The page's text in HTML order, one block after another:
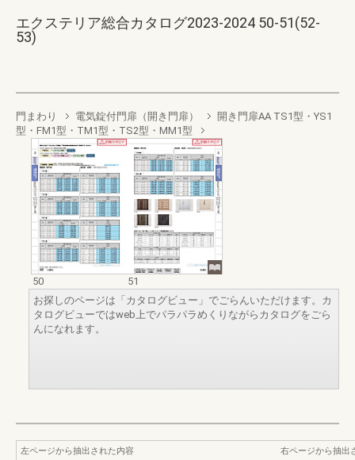
エクステリア総合カタログ2023-2024 50-51(52-
53)
門まわり 電気錠付門扉（開き門扉）
開き門扉AA TS1型・YS1
型・FM1型・TM1型・TS2型・MM1型
50
51
お探しのページは「カタログビュー」でごらんいただけます。カ
タログビューではweb上でパラパラめくりながらカタログをごら
んになれます。
左ページから抽出された内容
右ページから抽出